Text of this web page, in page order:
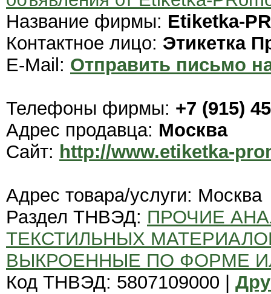
Название фирмы: Etiketka-
Контактное лицо: Этикетка
E-Mail: Отправить письмо
Телефоны фирмы: +7 (915)
Адрес продавца: Москва
Сайт: http://www.etiketka-
Адрес товара/услуги: Москва
Раздел ТНВЭД: ПРОЧИЕ
ТЕКСТИЛЬНЫХ
ВЫКРОЕННЫЕ ПО ФОРМЕ
Код ТНВЭД: 5807109000 |